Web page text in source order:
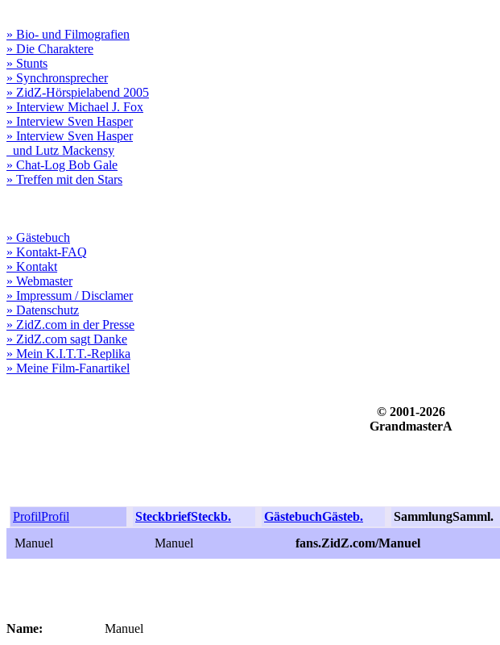
» Bio- und Filmografien
» Die Charaktere
» Stunts
» Synchronsprecher
» ZidZ-Hörspielabend 2005
» Interview Michael J. Fox
» Interview Sven Hasper
» Interview Sven Hasper
und Lutz Mackensy
» Chat-Log Bob Gale
» Treffen mit den Stars
» Gästebuch
» Kontakt-FAQ
» Kontakt
» Webmaster
» Impressum / Disclamer
» Datenschutz
» ZidZ.com in der Presse
» ZidZ.com sagt Danke
» Mein K.I.T.T.-Replika
» Meine Film-Fanartikel
© 2001-2026
GrandmasterA
ProfilProfil SteckbriefSteckb. GästebuchGästeb. SammlungSamml.
Manuel
Manuel fans.ZidZ.com/Manuel
Name:
Manuel